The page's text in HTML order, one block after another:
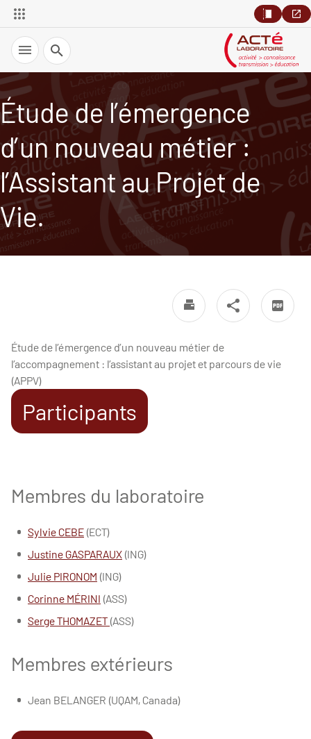
Recherche
Étude de l’émergence
d’un nouveau métier :
l’Assistant au Projet de
Vie.
Étude de l’émergence d’un nouveau métier de
l’accompagnement : l’assistant au projet et parcours de vie
(APPV)
Participants
Membres du laboratoire
Sylvie CEBE (ECT)
Justine GASPARAUX (ING)
Julie PIRONOM (ING)
Corinne MÉRINI (ASS)
Serge THOMAZET (ASS)
Membres extérieurs
Jean BELANGER (UQAM, Canada)